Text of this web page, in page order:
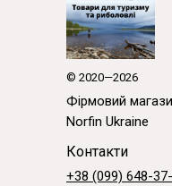
© 2020—2026
Фірмовий
Norfin Ukraine
Контакти
+38 (099) 648-